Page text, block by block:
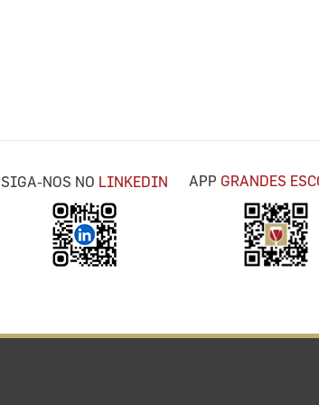
SIGA-NOS NO LINKEDIN APP GRANDES